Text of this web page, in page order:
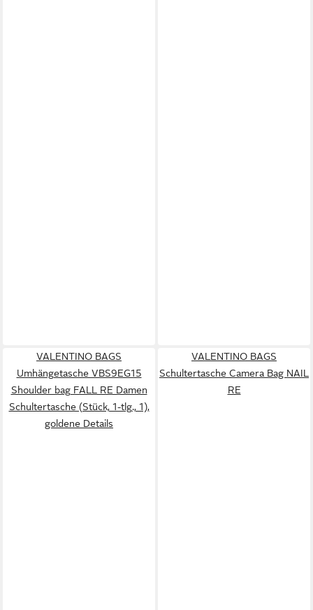
VALENTINO BAGS
Umhängetasche VBS9EG15
Shoulder bag FALL RE Damen
Schultertasche (Stück, 1-tlg., 1),
goldene Details
VALENTINO BAGS
Schultertasche Camera Bag NAIL
RE